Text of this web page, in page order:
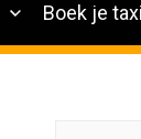
Boek je